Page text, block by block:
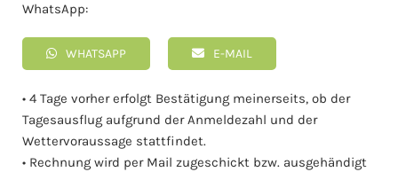
WhatsApp:
WHATSAPP E-MAIL
• 4 Tage vorher erfolgt Bestätigung meinerseits, ob der
Tagesausflug aufgrund der Anmeldezahl und der
Wettervoraussage stattfindet.
• Rechnung wird per Mail zugeschickt bzw. ausgehändigt